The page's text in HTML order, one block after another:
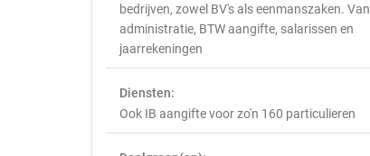
bedrijven, zowel BV's als eenmanszaken. Van
administratie, BTW aangifte, salarissen en
jaarrekeningen
Diensten:
Ook IB aangifte voor zo'n 160 particulieren